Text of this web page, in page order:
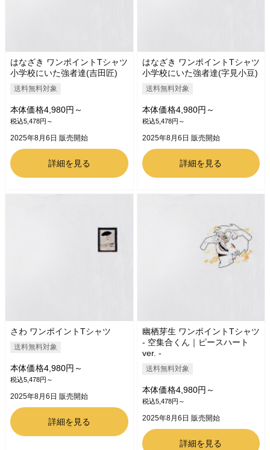
はなざき ワンポイントTシャツ
小学校にいた強者達(吉田匠)
送料無料対象
本体価格4,980円～
税込5,478円～
2025年8月6日 販売開始
詳細を見る
はなざき ワンポイントTシャツ
小学校にいた強者達(字見小豆)
送料無料対象
本体価格4,980円～
税込5,478円～
2025年8月6日 販売開始
詳細を見る
さわ ワンポイントTシャツ
送料無料対象
本体価格4,980円～
税込5,478円～
2025年8月6日 販売開始
詳細を見る
幽栖芽生 ワンポイントTシャツ
- 空集合くん｜ピースハート
ver. -
送料無料対象
本体価格4,980円～
税込5,478円～
2025年8月6日 販売開始
詳細を見る